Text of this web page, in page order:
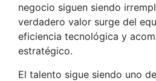
negocio siguen siendo
verdadero valor surge del
eficiencia tecnológica y
estratégico.
El talento sigue siendo uno